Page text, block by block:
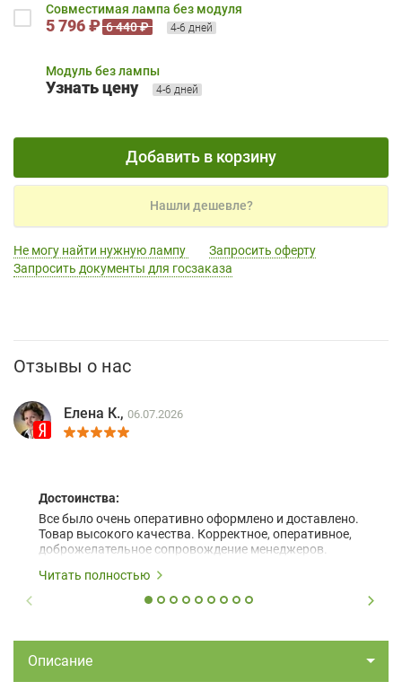
Совместимая лампа без модуля
5 796 ₽ 6 440 ₽ 4-6 дней
Модуль без лампы
Узнать цену 4-6 дней
Добавить в корзину
Нашли дешевле?
Не могу найти нужную лампу
Запросить оферту
Запросить документы для госзаказа
Отзывы о нас
Елена К., 06.07.2026
Достоинства:
Все было очень оперативно оформлено и доставлено.
Товар высокого качества. Корректное, оперативное,
доброжелательное сопровождение менеджеров.
Читать полностью
Описание